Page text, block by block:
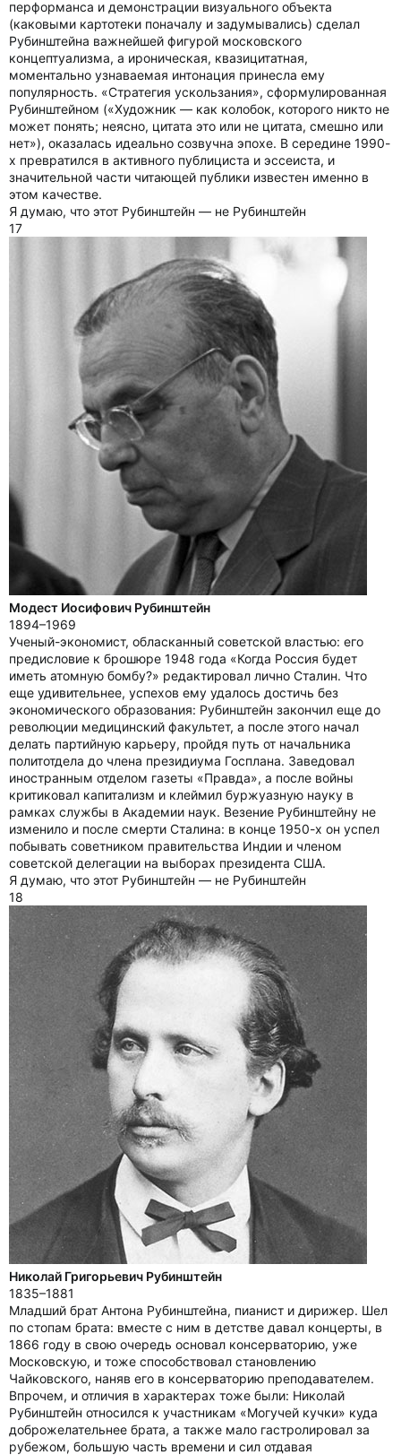
перформанса и демонстрации визуального объекта
(каковыми картотеки поначалу и задумывались) сделал
Рубинштейна важнейшей фигурой московского
концептуализма, а ироническая, квазицитатная,
моментально узнаваемая интонация принесла ему
популярность. «Стратегия ускользания», сформулированная
Рубинштейном («Художник — как колобок, которого никто не
может понять; неясно, цитата это или не цитата, смешно или
нет»), оказалась идеально созвучна эпохе. В середине 1990-
х превратился в активного публициста и эссеиста, и
значительной части читающей публики известен именно в
этом качестве.
Я думаю, что этот Рубинштейн — не Рубинштейн
17
Модест Иосифович Рубинштейн
1894–1969
Ученый-экономист, обласканный советской властью: его
предисловие к брошюре 1948 года «Когда Россия будет
иметь атомную бомбу?» редактировал лично Сталин. Что
еще удивительнее, успехов ему удалось достичь без
экономического образования: Рубинштейн закончил еще до
революции медицинский факультет, а после этого начал
делать партийную карьеру, пройдя путь от начальника
политотдела до члена президиума Госплана. Заведовал
иностранным отделом газеты «Правда», а после войны
критиковал капитализм и клеймил буржуазную науку в
рамках службы в Академии наук. Везение Рубинштейну не
изменило и после смерти Сталина: в конце 1950-х он успел
побывать советником правительства Индии и членом
советской делегации на выборах президента США.
Я думаю, что этот Рубинштейн — не Рубинштейн
18
Николай Григорьевич Рубинштейн
1835–1881
Младший брат Антона Рубинштейна, пианист и дирижер. Шел
по стопам брата: вместе с ним в детстве давал концерты, в
1866 году в свою очередь основал консерваторию, уже
Московскую, и тоже способствовал становлению
Чайковского, наняв его в консерваторию преподавателем.
Впрочем, и отличия в характерах тоже были: Николай
Рубинштейн относился к участникам «Могучей кучки» куда
доброжелательнее брата, а также мало гастролировал за
рубежом, большую часть времени и сил отдавая